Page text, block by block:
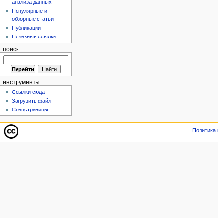
анализа данных
Популярные и
обзорные статьи
Публикации
Полезные ссылки
поиск
инструменты
Ссылки сюда
Загрузить файл
Спецстраницы
Политика